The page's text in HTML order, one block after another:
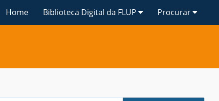
Home Biblioteca Digital da FLUP Procurar